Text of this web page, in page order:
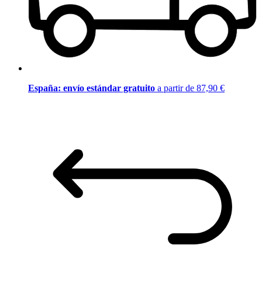
España: envío estándar gratuito a partir de 87,90 €